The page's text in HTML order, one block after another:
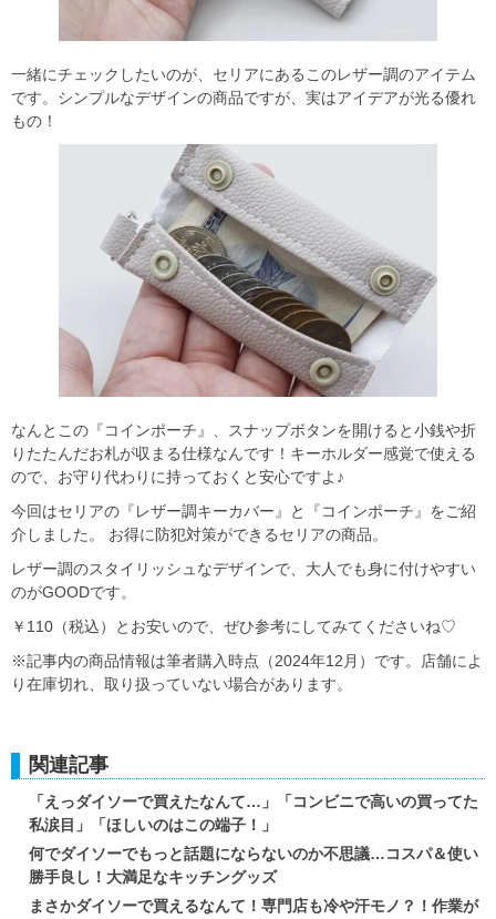
一緒にチェックしたいのが、セリアにあるこのレザー調のアイテム
です。シンプルなデザインの商品ですが、実はアイデアが光る優れ
もの！
なんとこの『コインポーチ』、スナップボタンを開けると小銭や折
りたたんだお札が収まる仕様なんです！キーホルダー感覚で使える
ので、お守り代わりに持っておくと安心ですよ♪
今回はセリアの『レザー調キーカバー』と『コインポーチ』をご紹
介しました。 お得に防犯対策ができるセリアの商品。
レザー調のスタイリッシュなデザインで、大人でも身に付けやすい
のがGOODです。
￥110（税込）とお安いので、ぜひ参考にしてみてくださいね♡
※記事内の商品情報は筆者購入時点（2024年12月）です。店舗によ
り在庫切れ、取り扱っていない場合があります。
関連記事
「えっダイソーで買えたなんて…」「コンビニで高いの買ってた
私涙目」「ほしいのはこの端子！」
何でダイソーでもっと話題にならないのか不思議…コスパ＆使い
勝手良し！大満足なキッチングッズ
まさかダイソーで買えるなんて！専門店も冷や汗モノ？！作業が